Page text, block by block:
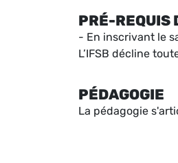
PRÉ-REQUIS
- En inscrivant le
L’IFSB décline
PÉDAGOGIE
La pédagogie